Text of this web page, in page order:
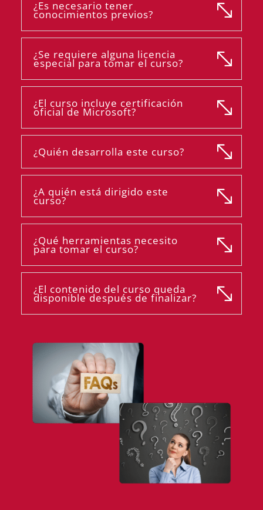
¿Es necesario tener
conocimientos previos?
¿Se requiere alguna licencia
especial para tomar el curso?
¿El curso incluye certificación
oficial de Microsoft?
¿Quién desarrolla este curso?
¿A quién está dirigido este
curso?
¿Qué herramientas necesito
para tomar el curso?
¿El contenido del curso queda
disponible después de finalizar?